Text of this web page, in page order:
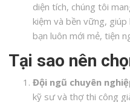
diện tích, chúng tôi
kiệm và bền vững,
bạn luôn mới mẻ, tiện
Tại sao nên
Đội ngũ chuyên
kỹ sư và thợ thi công